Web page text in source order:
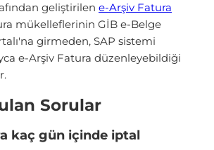
geliştirilen e-Arşiv Fatura
mükelleflerinin GİB e-Belge
girmeden, SAP sistemi
e-Arşiv Fatura düzenleyebildiği
Sorular
kaç gün içinde iptal